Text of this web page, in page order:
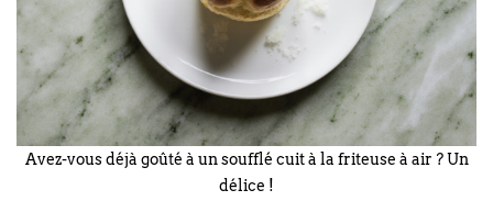
Avez-vous déjà goûté à un soufflé cuit à la friteuse à air ? Un
délice !